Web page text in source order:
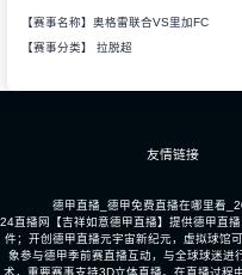
【赛事名称】奥格雷联合VS里加FC
【赛事分类】 拉脱超
友情链接
德甲直播_德甲免费直播在哪里看
24直播网【吉祥如意德甲直播】提供德甲直
件；开创德甲直播元宇宙新纪元，虚拟球馆
象参与德甲季前赛直播互动，与全球球迷进
术，重要赛事支持3D立体直播。在直播过程